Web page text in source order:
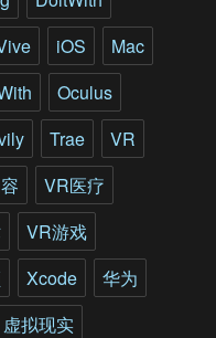
iOS
Mac
Oculus
Trae
VR
VR医疗
VR游戏
Xcode
华为
虚拟现实